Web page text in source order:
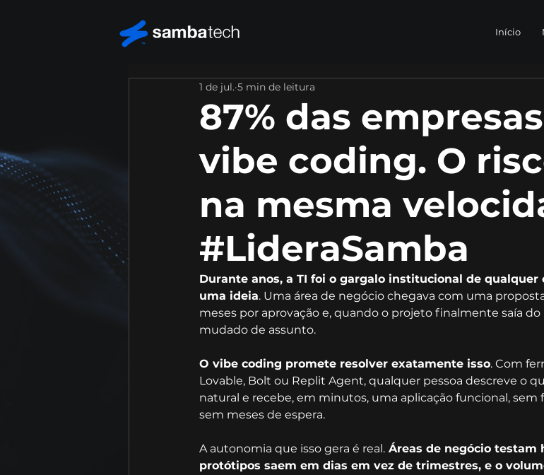
Início
87% das
vibe coding. O
na mesma
#LideraSamba
1 de jul. 5 min de leitura
Durante anos, a TI foi o gargalo institucional de
uma ideia. Uma área de negócio chegava com uma
meses por aprovação e, quando o projeto finalmente saía
mudado de assunto.
O vibe coding promete resolver exatamente isso. Com
Lovable, Bolt ou Replit Agent, qualquer pessoa descreve o
natural e recebe, em minutos, uma aplicação funcional,
sem meses de espera.
A autonomia que isso gera é real. Áreas de negócio testam
protótipos saem em dias em vez de trimestres, e o